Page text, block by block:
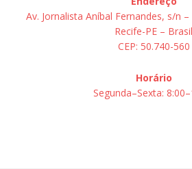
Av. Jornalista Aníbal Fernandes, s/n
Recife-PE – Brasil
CEP: 50.740-560
Horário
Segunda–Sexta: